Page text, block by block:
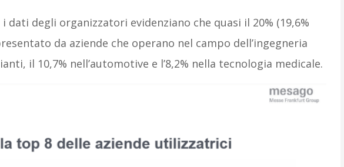
i dati degli organizzatori evidenziano che quasi il 20% (19,6%
da aziende che operano nel campo dell’ingegneria
il 10,7% nell’automotive e l’8,2% nella tecnologia medicale.